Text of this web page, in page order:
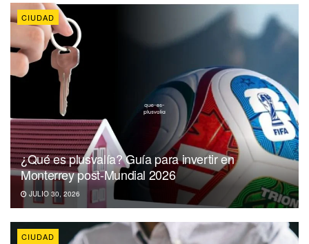
CIUDAD
¿Qué es plusvalía? Guía para invertir en
Monterrey post-Mundial 2026
JULIO 30, 2026
CIUDAD